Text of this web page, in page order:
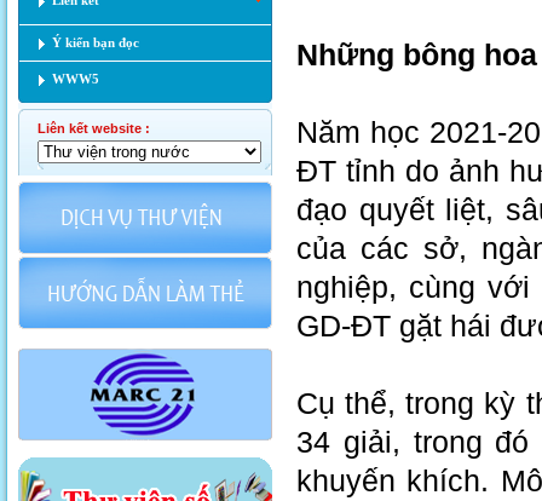
Ý kiến bạn đọc
WWW5
Liên kết website :
Những bông
Năm học 2021-
ĐT tỉnh do ảnh
đạo quyết liệt,
của các sở,
nghiệp, cùng
GD-ĐT gặt hái
Cụ thể, trong kỳ
34 giải, trong
khuyến khích.